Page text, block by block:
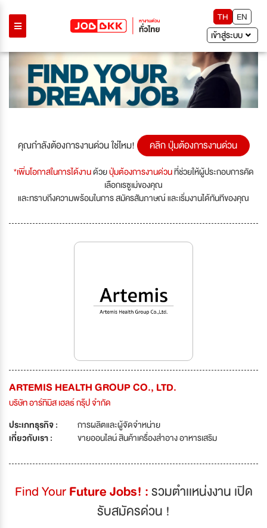
TH
EN
เข้าสู่ระบบ
คุณกำลังต้องการงานด่วน ใช่ไหม! คลิก ปุ่มต้องการงานด่วน
*เพิ่มโอกาสในการได้งานด้วยปุ่มต้องการงานด่วนที่ช่วยให้ผู้ประกอบการคัด
เลือกเรซูเม่ของคุณ
และทราบถึงความพร้อมในการ สมัครสัมภาษณ์ และเริ่มงานได้ทันทีของคุณ
ARTEMIS HEALTH GROUP CO., LTD.
บริษัท อาร์ทิมิส เฮลธ์ กรุ๊ป จำกัด
ประเภทธุรกิจ :
การผลิตและผู้จัดจำหน่าย
เกี่ยวกับเรา :
ขายออนไลน์ สินค้าเครื่องสำอาง อาหารเสริม
Find YourFuture Jobs! :รวมตำเเหน่งงาน เปิด
รับสมัครด่วน !